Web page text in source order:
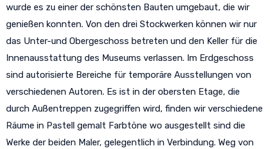
wurde es zu einer der schönsten Bauten umgebaut, die wir
genießen konnten. Von den drei Stockwerken können wir nur
das Unter-und Obergeschoss betreten und den Keller für die
Innenausstattung des Museums verlassen. Im Erdgeschoss
sind autorisierte Bereiche für temporäre Ausstellungen von
verschiedenen Autoren. Es ist in der obersten Etage, die
durch Außentreppen zugegriffen wird, finden wir verschiedene
Räume in Pastell gemalt Farbtöne wo ausgestellt sind die
Werke der beiden Maler, gelegentlich in Verbindung. Weg von